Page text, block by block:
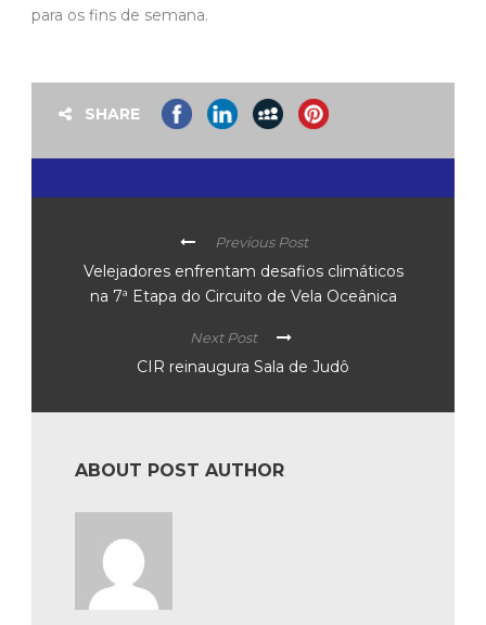
para os fins de semana.
SHARE
Previous Post
Velejadores enfrentam desafios climáticos
na 7ª Etapa do Circuito de Vela Oceânica
Next Post
CIR reinaugura Sala de Judô
ABOUT POST AUTHOR